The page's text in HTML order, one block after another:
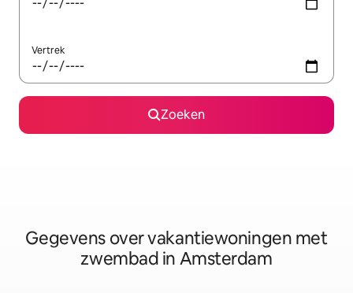
Vertrek
Zoeken
Gegevens over vakantiewoningen met
zwembad in Amsterdam